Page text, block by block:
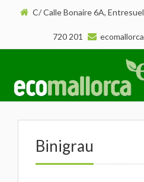
C/ Calle Bonaire 6A,
720 201
Binigrau